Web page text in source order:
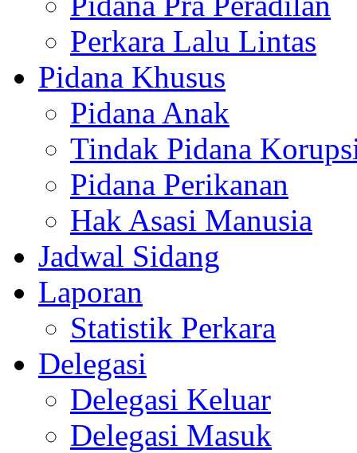
Perkara Lalu Lintas
Pidana Khusus
Pidana Anak
Tindak Pidana
Pidana Perikanan
Hak Asasi Manusia
Jadwal Sidang
Laporan
Statistik Perkara
Delegasi
Delegasi Keluar
Delegasi Masuk